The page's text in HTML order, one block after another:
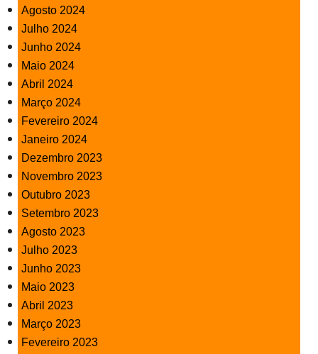
Agosto 2024
Julho 2024
Junho 2024
Maio 2024
Abril 2024
Março 2024
Fevereiro 2024
Janeiro 2024
Dezembro 2023
Novembro 2023
Outubro 2023
Setembro 2023
Agosto 2023
Julho 2023
Junho 2023
Maio 2023
Abril 2023
Março 2023
Fevereiro 2023